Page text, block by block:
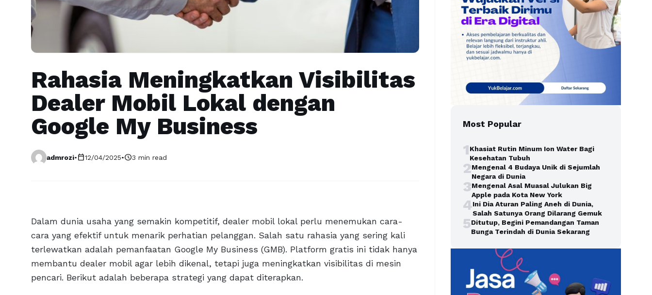
Rahasia Meningkatkan Visibilitas
Dealer Mobil Lokal dengan
Google My Business
admrozi•calendar_today12/04/2025•schedule3 min read
Dalam dunia usaha yang semakin kompetitif, dealer mobil lokal perlu menemukan cara-
cara yang efektif untuk menarik perhatian pelanggan. Salah satu rahasia yang sering kali
terlewatkan adalah pemanfaatan Google My Business (GMB). Platform gratis ini tidak hanya
membantu dealer mobil agar lebih dikenal, tetapi juga meningkatkan visibilitas di mesin
pencari. Berikut adalah beberapa strategi yang dapat diterapkan.
Most Popular
1Khasiat Rutin Minum Ion Water Bagi
Kesehatan Tubuh
2Mengenal 4 Budaya Unik di Sejumlah
Negara di Dunia
3Mengenal Asal Muasal Julukan Big
Apple pada Kota New York
4Ini Dia Aturan Paling Aneh di Dunia,
Salah Satunya Orang Dilarang Gemuk
5Ditutup, Begini Pemandangan Taman
Bunga Terindah di Dunia Sekarang